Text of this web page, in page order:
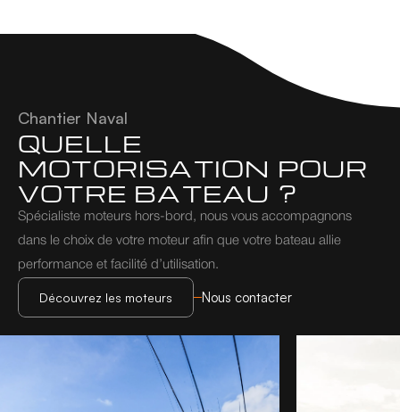
Chantier Naval
QUELLE
MOTORISATION POUR
VOTRE BATEAU ?
Spécialiste moteurs hors-bord, nous vous accompagnons
dans le choix de votre moteur afin que votre bateau allie
performance et facilité d’utilisation.
Découvrez les moteurs
Découvrez les moteurs
Nous contacter